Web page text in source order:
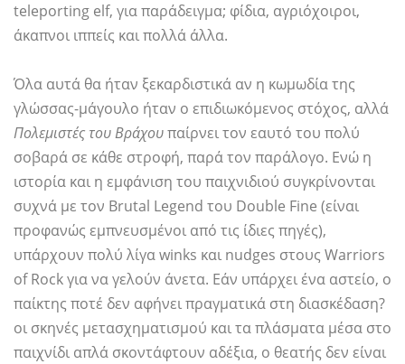
teleporting elf, για παράδειγμα; φίδια, αγριόχοιροι,
άκαπνοι ιππείς και πολλά άλλα.
Όλα αυτά θα ήταν ξεκαρδιστικά αν η κωμωδία της
γλώσσας-μάγουλο ήταν ο επιδιωκόμενος στόχος, αλλά
Πολεμιστές του Βράχουπαίρνει τον εαυτό του πολύ
σοβαρά σε κάθε στροφή, παρά τον παράλογο. Ενώ η
ιστορία και η εμφάνιση του παιχνιδιού συγκρίνονται
συχνά με τον Brutal Legend του Double Fine (είναι
προφανώς εμπνευσμένοι από τις ίδιες πηγές),
υπάρχουν πολύ λίγα winks και nudges στους Warriors
of Rock για να γελούν άνετα. Εάν υπάρχει ένα αστείο, ο
παίκτης ποτέ δεν αφήνει πραγματικά στη διασκέδαση?
οι σκηνές μετασχηματισμού και τα πλάσματα μέσα στο
παιχνίδι απλά σκοντάφτουν αδέξια, ο θεατής δεν είναι